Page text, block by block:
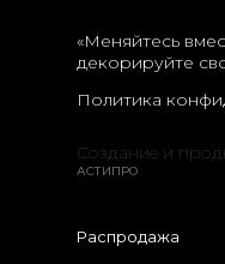
«Меняйтесь
декорируйте
Политика
Создание и
АСТИПРО
Распродажа